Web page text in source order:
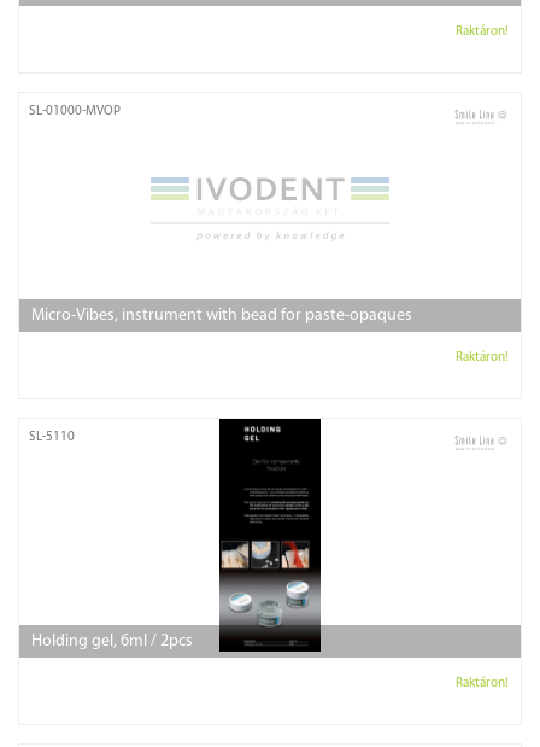
Raktáron!
SL-01000-MVOP
Micro-Vibes, instrument with bead for paste-opaques
Raktáron!
SL-5110
Holding gel, 6ml / 2pcs
Raktáron!